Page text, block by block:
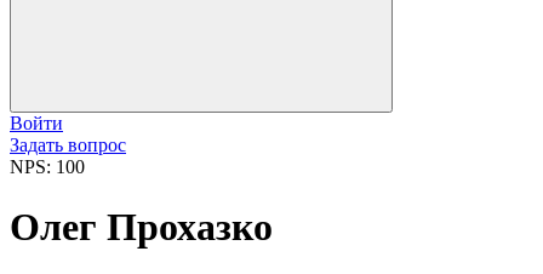
Войти
Задать вопрос
NPS: 100
Олег Прохазко